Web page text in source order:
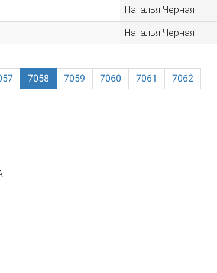
Наталья Черная
Наталья Черная
7058 7059 7060 7061
7062